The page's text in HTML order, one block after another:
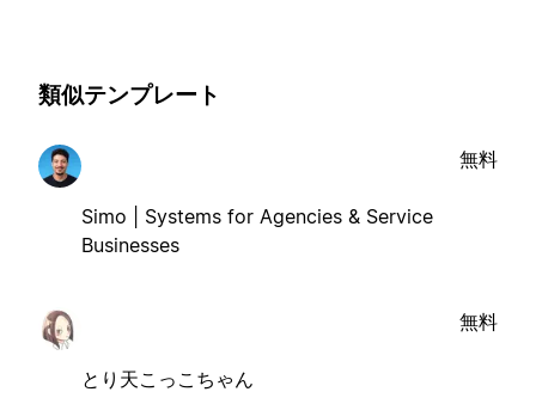
類似テンプレート
Simo | Systems for Agencies & Service
Businesses
無料
とり天こっこちゃん
無料